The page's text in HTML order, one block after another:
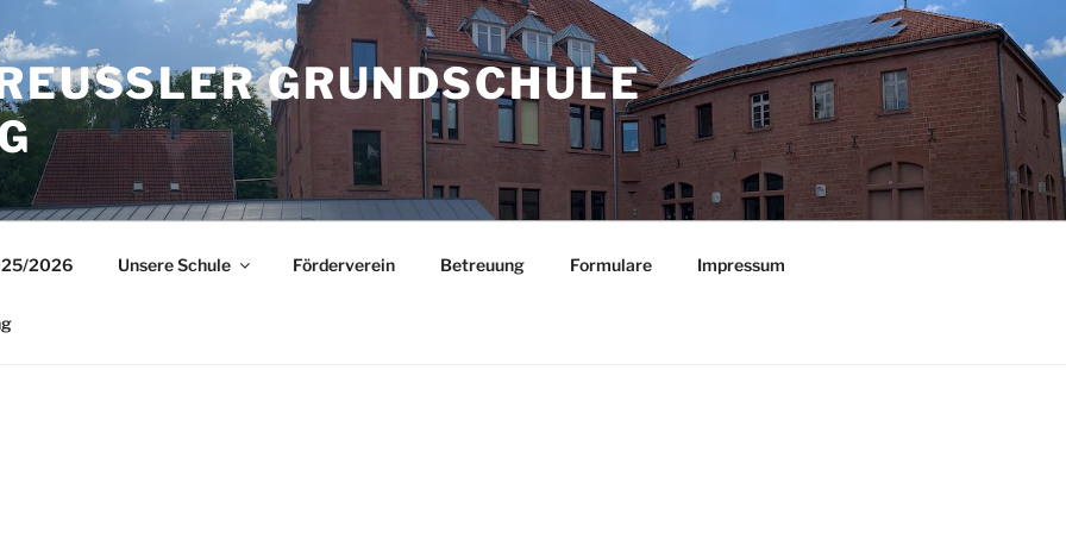
GRUNDSCHULE O
2026 Unsere Schule Förderverein Betreuung Formulare Impressum